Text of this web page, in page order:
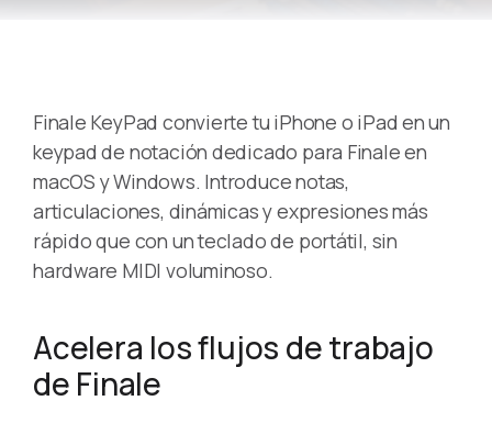
Finale KeyPad convierte tu iPhone o iPad en un
keypad de notación dedicado para Finale en
macOS y Windows. Introduce notas,
articulaciones, dinámicas y expresiones más
rápido que con un teclado de portátil, sin
hardware MIDI voluminoso.
Acelera los flujos de trabajo
de Finale